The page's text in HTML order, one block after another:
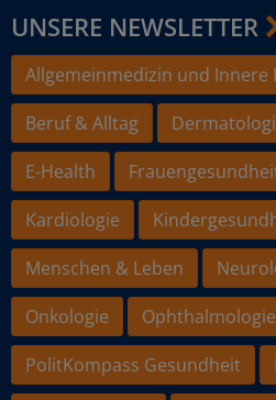
UNSERE NEWSLETTER
Allgemeinmedizin und Innere
Beruf & Alltag
E-Health
Kardiologie
Menschen & Leben
Onkologie
Ophthalmologie
PolitKompass Gesundheit